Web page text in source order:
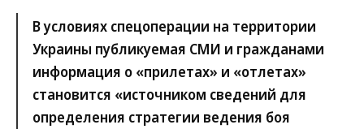
В условиях спецоперации на территории
Украины публикуемая СМИ и гражданами
информация о «прилетах» и «отлетах»
становится «источником сведений для
определения стратегии ведения боя